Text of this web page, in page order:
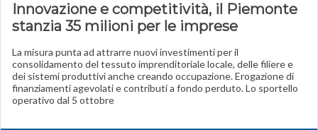
Innovazione e competitività, il Piemonte
stanzia 35 milioni per le imprese
La misura punta ad attrarre nuovi investimenti per il
consolidamento del tessuto imprenditoriale locale, delle filiere e
dei sistemi produttivi anche creando occupazione. Erogazione di
finanziamenti agevolati e contributi a fondo perduto. Lo sportello
operativo dal 5 ottobre